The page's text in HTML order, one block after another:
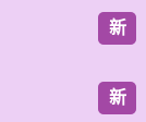
新
新